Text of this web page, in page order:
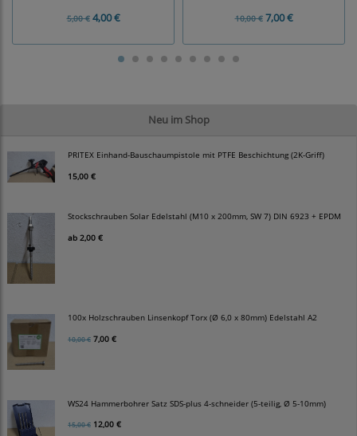
Neu im Shop
PRITEX Einhand-Bauschaumpistole mit PTFE Beschichtung (2K-Griff)
15,00 €
Stockschrauben Solar Edelstahl (M10 x 200mm, SW 7) DIN 6923 + EPDM
ab 2,00 €
100x Holzschrauben Linsenkopf Torx (Ø 6,0 x 80mm) Edelstahl A2
10,00 € 7,00 €
WS24 Hammerbohrer Satz SDS-plus 4-schneider (5-teilig, Ø 5-10mm)
15,00 € 12,00 €
5,00 €4,00 € 10,00 €7,00 €